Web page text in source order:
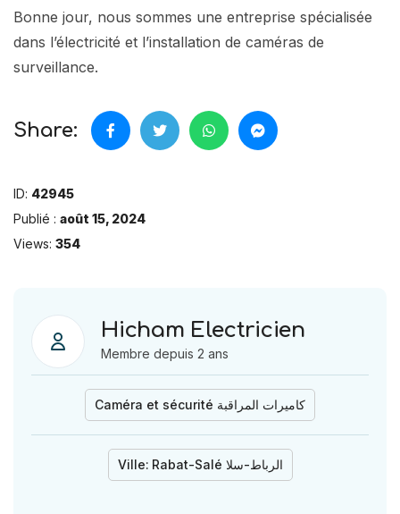
Bonne jour, nous sommes une entreprise spécialisée
dans l’électricité et l’installation de caméras de
surveillance.
Share:
ID: 42945
Publié : août 15, 2024
Views: 354
Hicham Electricien
Membre depuis 2 ans
Caméra et sécurité كاميرات المراقبة
Ville: Rabat-Salé الرباط-سلا